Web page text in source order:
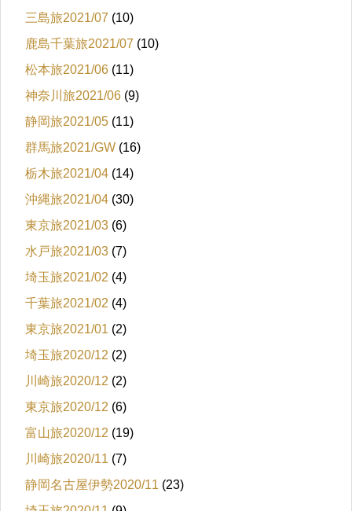
三島旅2021/07 (10)
鹿島千葉旅2021/07 (10)
松本旅2021/06 (11)
神奈川旅2021/06 (9)
静岡旅2021/05 (11)
群馬旅2021/GW (16)
栃木旅2021/04 (14)
沖縄旅2021/04 (30)
東京旅2021/03 (6)
水戸旅2021/03 (7)
埼玉旅2021/02 (4)
千葉旅2021/02 (4)
東京旅2021/01 (2)
埼玉旅2020/12 (2)
川崎旅2020/12 (2)
東京旅2020/12 (6)
富山旅2020/12 (19)
川崎旅2020/11 (7)
静岡名古屋伊勢2020/11 (23)